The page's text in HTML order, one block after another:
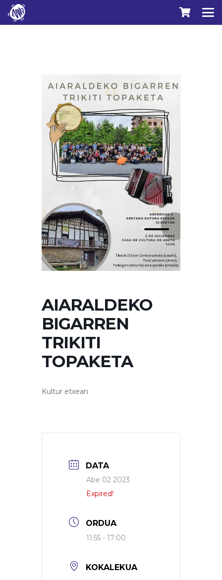
AIARALDEKO
BIGARREN
TRIKITI
TOPAKETA
Kultur etxean
DATA
Abe 02 2023
Expired!
ORDUA
11:55 - 17:00
KOKALEKUA